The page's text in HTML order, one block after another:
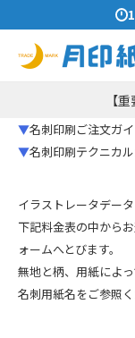
【
▼名刺印刷ご注文ガ
▼名刺印刷テクニカ
イラストレータデー
下記料金表の中から
ォームへとびます。
無地と柄、用紙によ
名刺用紙名をご参照く